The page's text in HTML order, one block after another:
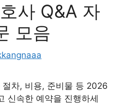
사 Q&A 자
모음
차, 비용, 준비물 등 2026
신속한 예약을 진행하세